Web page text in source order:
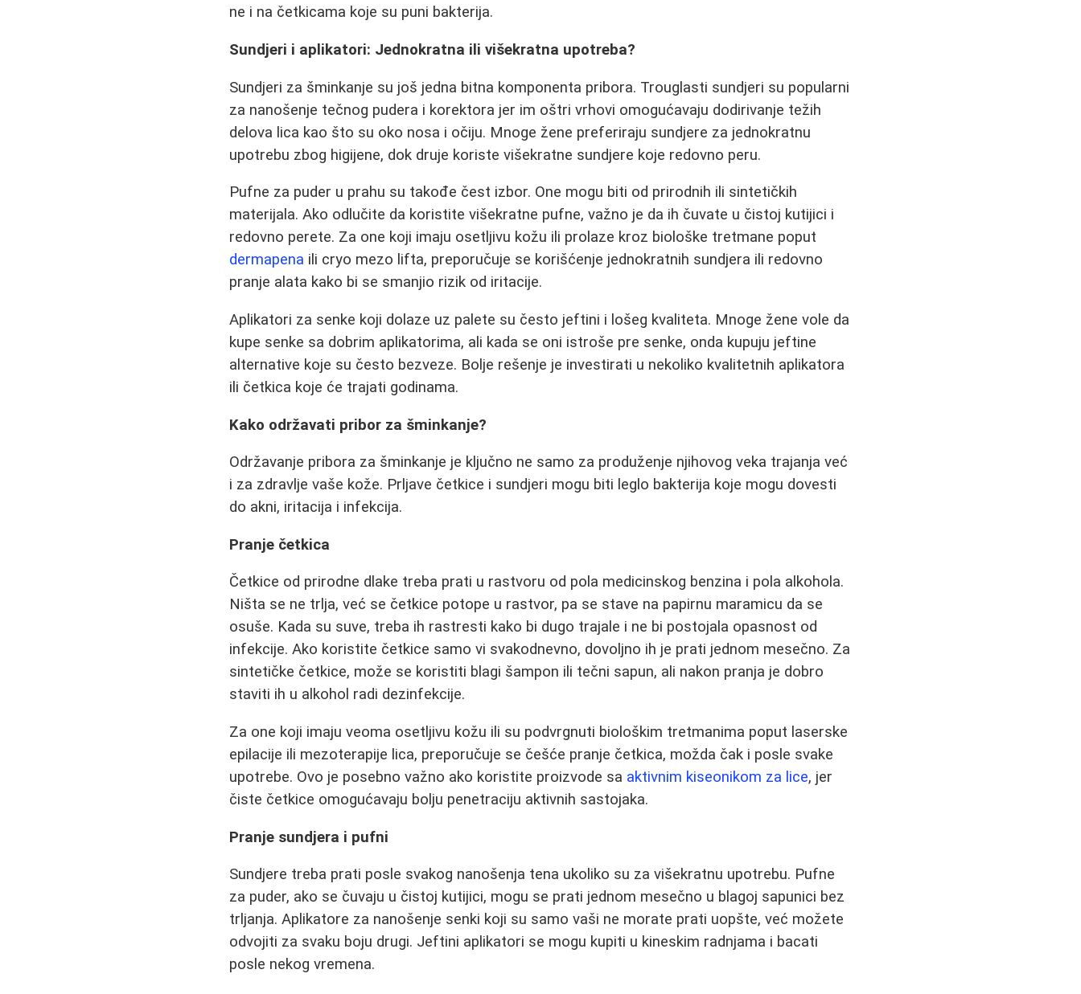
ne i na četkicama koje su puni bakterija.
Sundjeri i aplikatori: Jednokratna ili višekratna upotreba?
Sundjeri za šminkanje su još jedna bitna komponenta pribora. Trouglasti sundjeri su popularni
za nanošenje tečnog pudera i korektora jer im oštri vrhovi omogućavaju dodirivanje težih
delova lica kao što su oko nosa i očiju. Mnoge žene preferiraju sundjere za jednokratnu
upotrebu zbog higijene, dok druje koriste višekratne sundjere koje redovno peru.
Pufne za puder u prahu su takođe čest izbor. One mogu biti od prirodnih ili sintetičkih
materijala. Ako odlučite da koristite višekratne pufne, važno je da ih čuvate u čistoj kutijici i
redovno perete. Za one koji imaju osetljivu kožu ili prolaze kroz biološke tretmane poput
dermapena ili cryo mezo lifta, preporučuje se korišćenje jednokratnih sundjera ili redovno
pranje alata kako bi se smanjio rizik od iritacije.
Aplikatori za senke koji dolaze uz palete su često jeftini i lošeg kvaliteta. Mnoge žene vole da
kupe senke sa dobrim aplikatorima, ali kada se oni istroše pre senke, onda kupuju jeftine
alternative koje su često bezveze. Bolje rešenje je investirati u nekoliko kvalitetnih aplikatora
ili četkica koje će trajati godinama.
Kako održavati pribor za šminkanje?
Održavanje pribora za šminkanje je ključno ne samo za produženje njihovog veka trajanja već
i za zdravlje vaše kože. Prljave četkice i sundjeri mogu biti leglo bakterija koje mogu dovesti
do akni, iritacija i infekcija.
Pranje četkica
Četkice od prirodne dlake treba prati u rastvoru od pola medicinskog benzina i pola alkohola.
Ništa se ne trlja, već se četkice potope u rastvor, pa se stave na papirnu maramicu da se
osuše. Kada su suve, treba ih rastresti kako bi dugo trajale i ne bi postojala opasnost od
infekcije. Ako koristite četkice samo vi svakodnevno, dovoljno ih je prati jednom mesečno. Za
sintetičke četkice, može se koristiti blagi šampon ili tečni sapun, ali nakon pranja je dobro
staviti ih u alkohol radi dezinfekcije.
Za one koji imaju veoma osetljivu kožu ili su podvrgnuti biološkim tretmanima poput laserske
epilacije ili mezoterapije lica, preporučuje se češće pranje četkica, možda čak i posle svake
upotrebe. Ovo je posebno važno ako koristite proizvode sa aktivnim kiseonikom za lice, jer
čiste četkice omogućavaju bolju penetraciju aktivnih sastojaka.
Pranje sundjera i pufni
Sundjere treba prati posle svakog nanošenja tena ukoliko su za višekratnu upotrebu. Pufne
za puder, ako se čuvaju u čistoj kutijici, mogu se prati jednom mesečno u blagoj sapunici bez
trljanja. Aplikatore za nanošenje senki koji su samo vaši ne morate prati uopšte, već možete
odvojiti za svaku boju drugi. Jeftini aplikatori se mogu kupiti u kineskim radnjama i bacati
posle nekog vremena.